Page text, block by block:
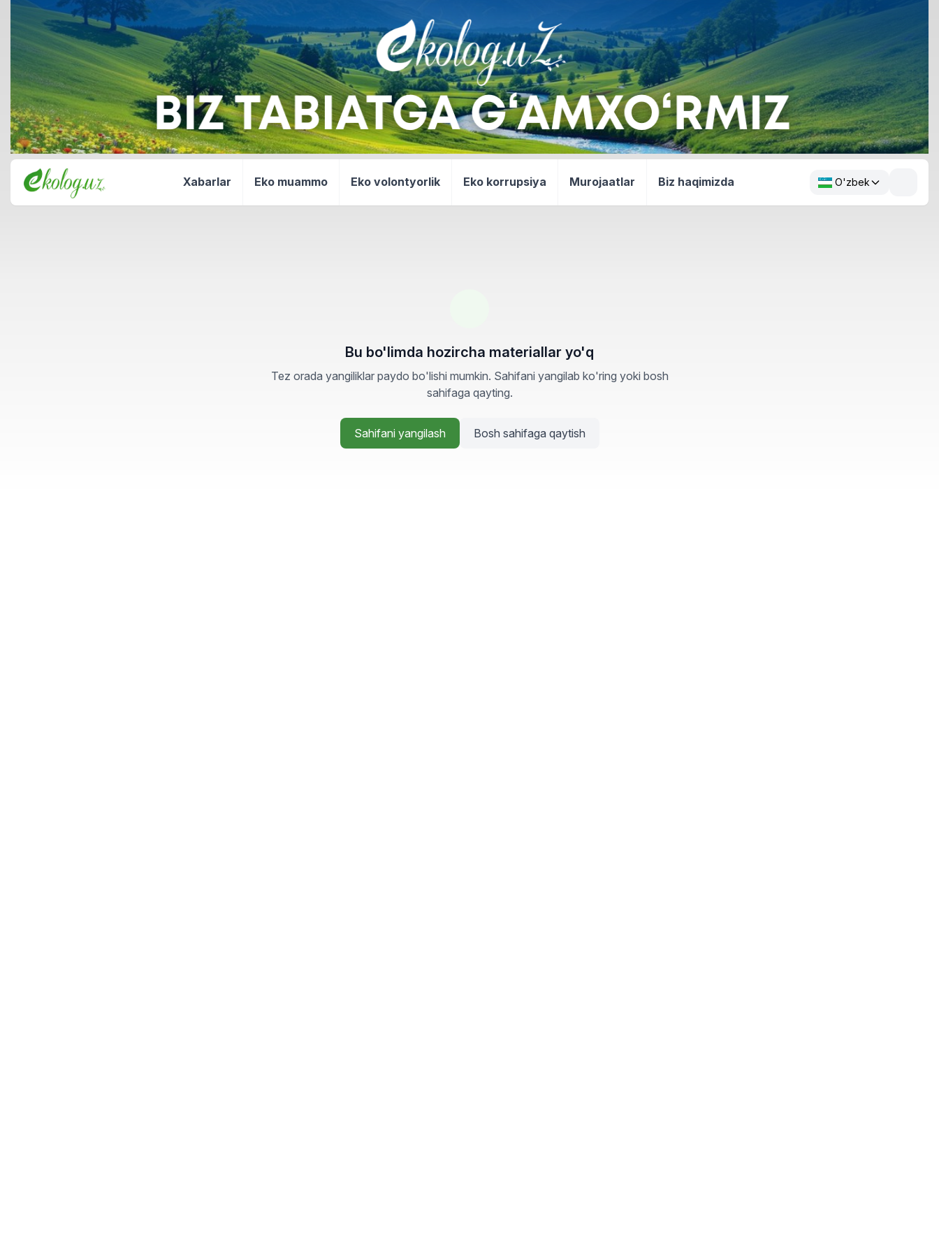
Xabarlar Eko muammo Eko volontyorlik Eko korrupsiya Murojaatlar Biz haqimizda O'zbek
Bu bo'limda hozircha materiallar yo'q
Tez orada yangiliklar paydo bo'lishi mumkin. Sahifani yangilab ko'ring yoki bosh
sahifaga qayting.
Sahifani yangilash Bosh sahifaga qaytish